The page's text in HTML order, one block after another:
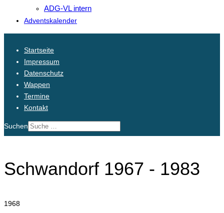
ADG-VL intern
Adventskalender
Startseite
Impressum
Datenschutz
Wappen
Termine
Kontakt
Suchen
Schwandorf 1967 - 1983
1968